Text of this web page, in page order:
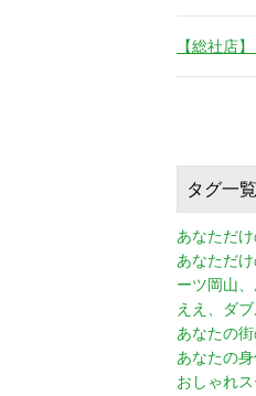
【総社店
タグ一覧
あなただ
あなただ
ーツ岡山
ええ、ダ
あなたの
あなたの
おしゃれ